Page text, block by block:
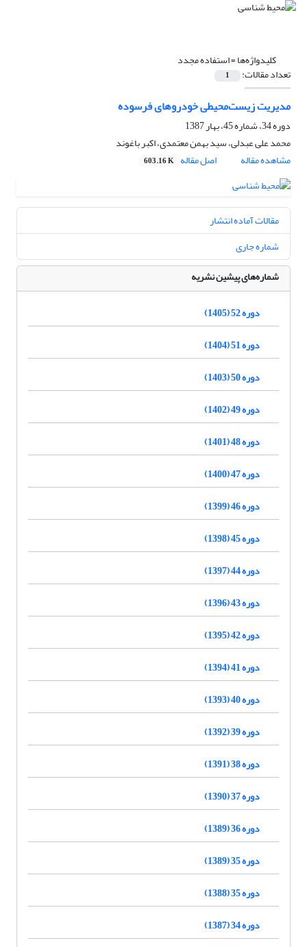
کلیدواژه‌ها =استفاده مجدد
تعداد مقالات: 1
مدیریت زیست‌محیطی خودروهای فرسوده
دوره 34، شماره 45، بهار 1387
محمد علی عبدلی، سید بهمن معتمدی، اکبر باغوند
مشاهده مقاله
اصل مقاله 603.16 K
مقالات آماده انتشار
شماره جاری
شماره‌های پیشین نشریه
دوره 52 (1405)
دوره 51 (1404)
دوره 50 (1403)
دوره 49 (1402)
دوره 48 (1401)
دوره 47 (1400)
دوره 46 (1399)
دوره 45 (1398)
دوره 44 (1397)
دوره 43 (1396)
دوره 42 (1395)
دوره 41 (1394)
دوره 40 (1393)
دوره 39 (1392)
دوره 38 (1391)
دوره 37 (1390)
دوره 36 (1389)
دوره 35 (1389)
دوره 35 (1388)
دوره 34 (1387)